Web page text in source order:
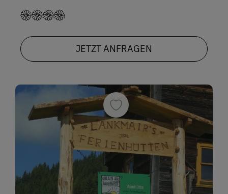
JETZT ANFRAGEN